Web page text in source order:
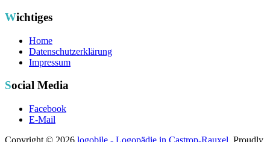
Wichtiges
Home
Datenschutzerklärung
Impressum
Social Media
Facebook
E-Mail